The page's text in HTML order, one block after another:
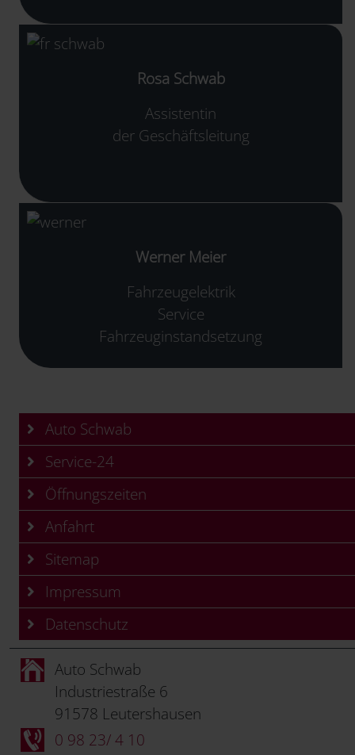
Rosa Schwab
Assistentin
der Geschäftsleitung
Werner Meier
Fahrzeugelektrik
Service
Fahrzeuginstandsetzung
Auto Schwab
Service-24
Öffnungszeiten
Anfahrt
Sitemap
Impressum
Datenschutz
Auto Schwab
Industriestraße 6
91578 Leutershausen
0 98 23/ 4 10